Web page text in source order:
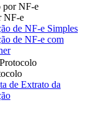
por NF-e
NF-e
de NF-e Simples
de NF-e com
de Extrato da